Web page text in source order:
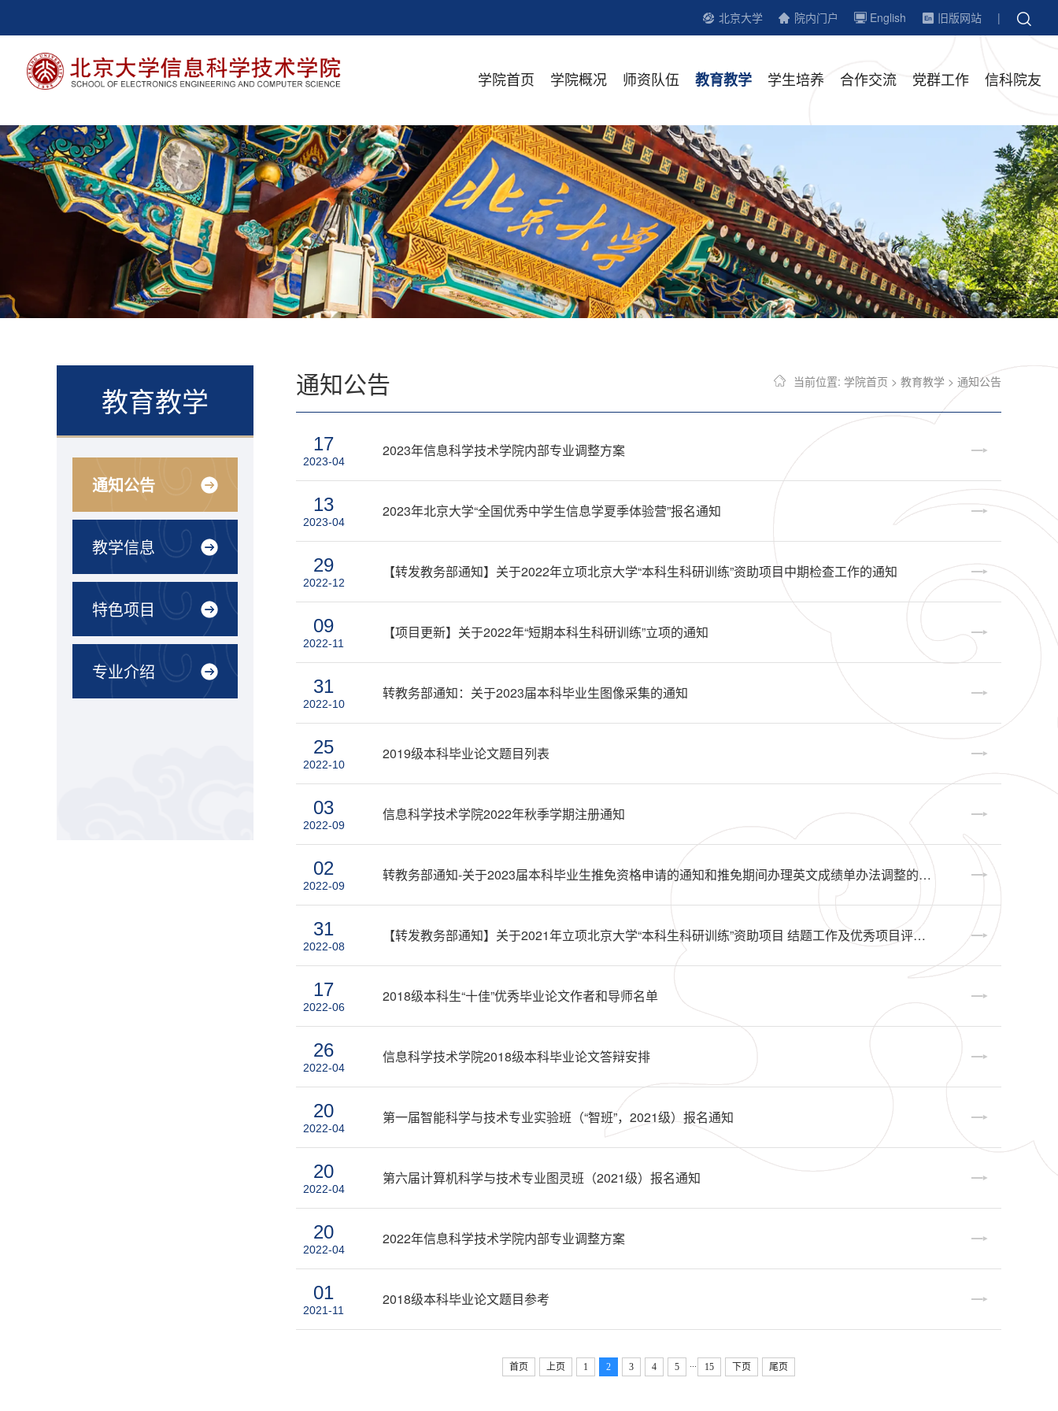
北京大学 院内门户 English 旧版网站 |
学院首页 学院概况 师资队伍 教育教学 学生培养 合作交流 党群工作 信科院友
教育教学
通知公告
教学信息
特色项目
专业介绍
通知公告 当前位置: 学院首页 > 教育教学 > 通知公告
17
2023-04
2023年信息科学技术学院内部专业调整方案
13
2023-04
2023年北京大学“全国优秀中学生信息学夏季体验营”报名通知
29
2022-12
【转发教务部通知】关于2022年立项北京大学“本科生科研训练”资助项目中期检查工作的通知
09
2022-11
【项目更新】关于2022年“短期本科生科研训练”立项的通知
31
2022-10
转教务部通知：关于2023届本科毕业生图像采集的通知
25
2022-10
2019级本科毕业论文题目列表
03
2022-09
信息科学技术学院2022年秋季学期注册通知
02
2022-09
转教务部通知-关于2023届本科毕业生推免资格申请的通知和推免期间办理英文成绩单办法调整的说明
31
2022-08
【转发教务部通知】关于2021年立项北京大学“本科生科研训练”资助项目 结题工作及优秀项目评选的通知
17
2022-06
2018级本科生“十佳”优秀毕业论文作者和导师名单
26
2022-04
信息科学技术学院2018级本科毕业论文答辩安排
20
2022-04
第一届智能科学与技术专业实验班（“智班”，2021级）报名通知
20
2022-04
第六届计算机科学与技术专业图灵班（2021级）报名通知
20
2022-04
2022年信息科学技术学院内部专业调整方案
01
2021-11
2018级本科毕业论文题目参考
首页 上页 1 2 3 4 5 ... 15 下页 尾页